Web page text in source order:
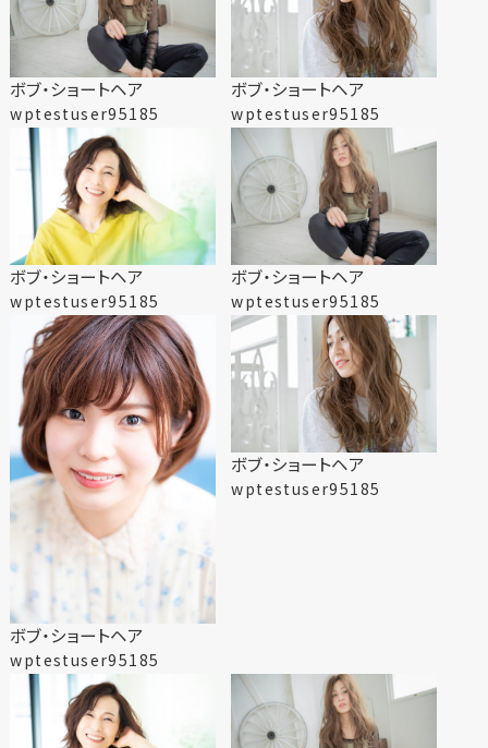
ボブ・ショートヘア
wptestuser95185
ボブ・ショートヘア
wptestuser95185
ボブ・ショートヘア
wptestuser95185
ボブ・ショートヘア
wptestuser95185
ボブ・ショートヘア
wptestuser95185
ボブ・ショートヘア
wptestuser95185